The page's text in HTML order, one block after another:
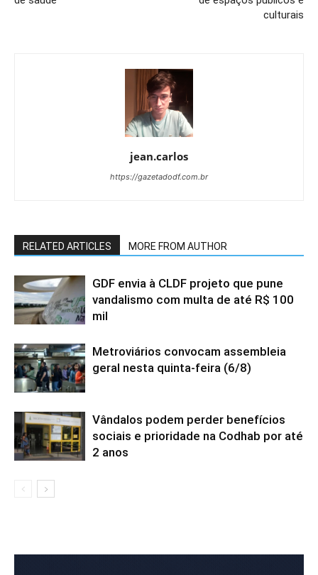
culturais
jean.carlos
https://gazetadodf.com.br
RELATED ARTICLES MORE FROM AUTHOR
GDF envia à CLDF projeto que pune
vandalismo com multa de até R$ 100
mil
Metroviários convocam assembleia
geral nesta quinta-feira (6/8)
Vândalos podem perder benefícios
sociais e prioridade na Codhab por até
2 anos